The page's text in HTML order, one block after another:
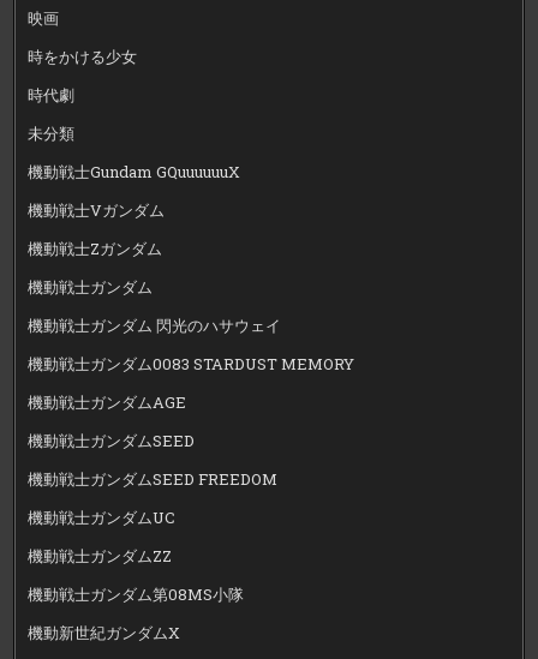
映画
時をかける少女
時代劇
未分類
機動戦士Gundam GQuuuuuuX
機動戦士Vガンダム
機動戦士Zガンダム
機動戦士ガンダム
機動戦士ガンダム 閃光のハサウェイ
機動戦士ガンダム0083 STARDUST MEMORY
機動戦士ガンダムAGE
機動戦士ガンダムSEED
機動戦士ガンダムSEED FREEDOM
機動戦士ガンダムUC
機動戦士ガンダムZZ
機動戦士ガンダム第08MS小隊
機動新世紀ガンダムX